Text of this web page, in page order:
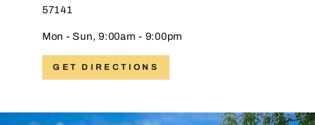
57141
Mon - Sun, 9:00am - 9:00pm
GET DIRECTIONS